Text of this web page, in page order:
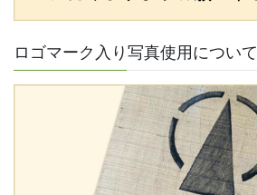
ロゴマーク入り写真使用について